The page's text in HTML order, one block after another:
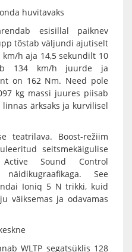
huvitavaks
esisillal paiknev
tõstab väljundi ajutiselt
h aja 14,5 sekundilt 10
134 km/h juurde ja
on 162 Nm. Need pole
kg massi juures piisab
ärksaks ja kurvilisel
teatrilava. Boost-režiim
seitsmekäigulise
Active Sound Control
See
Ioniq 5 N trikki, kuid
väiksemas ja odavamas
WLTP segatsüklis 128